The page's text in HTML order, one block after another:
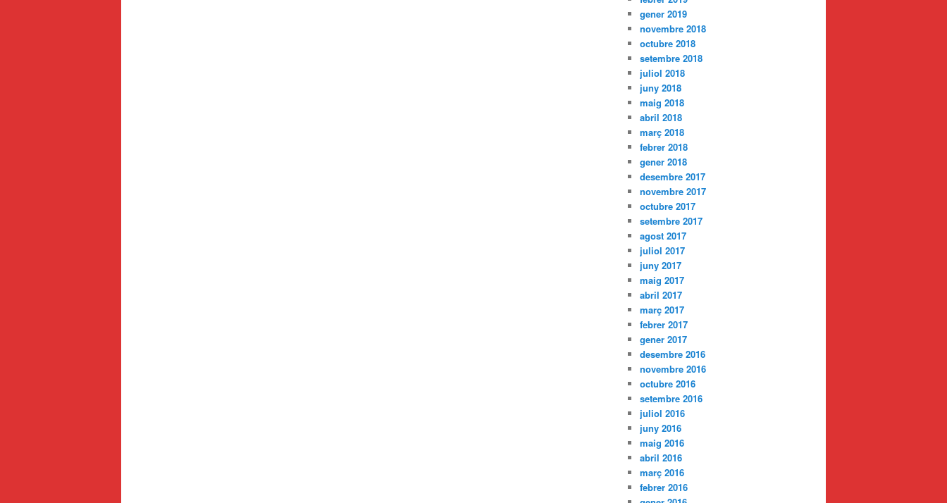
gener 2019
novembre 2018
octubre 2018
setembre 2018
juliol 2018
juny 2018
maig 2018
abril 2018
març 2018
febrer 2018
gener 2018
desembre 2017
novembre 2017
octubre 2017
setembre 2017
agost 2017
juliol 2017
juny 2017
maig 2017
abril 2017
març 2017
febrer 2017
gener 2017
desembre 2016
novembre 2016
octubre 2016
setembre 2016
juliol 2016
juny 2016
maig 2016
abril 2016
març 2016
febrer 2016